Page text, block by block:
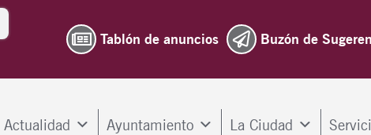
Tablón de anuncios Buzón de
Actualidad Ayuntamiento La Ciudad